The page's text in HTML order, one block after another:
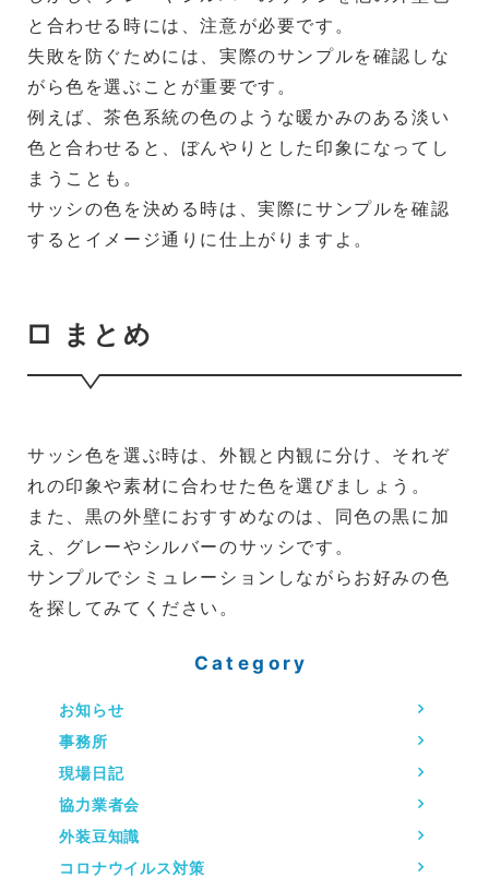
と合わせる時には、注意が必要です。
失敗を防ぐためには、実際のサンプルを確認しな
がら色を選ぶことが重要です。
例えば、茶色系統の色のような暖かみのある淡い
色と合わせると、ぼんやりとした印象になってし
まうことも。
サッシの色を決める時は、実際にサンプルを確認
するとイメージ通りに仕上がりますよ。
□ まとめ
サッシ色を選ぶ時は、外観と内観に分け、それぞ
れの印象や素材に合わせた色を選びましょう。
また、黒の外壁におすすめなのは、同色の黒に加
え、グレーやシルバーのサッシです。
サンプルでシミュレーションしながらお好みの色
を探してみてください。
Category
お知らせ
事務所
現場日記
協力業者会
外装豆知識
コロナウイルス対策